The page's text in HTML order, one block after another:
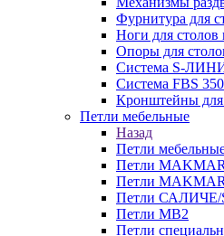
Фурнитура для
Ноги для столов
Опоры для
Система S-
Система FBS
Кронштейны
Петли мебельные
Назад
Петли
Петли
Петли
Петли САЛИЧЕ/
Петли MB2
Петли